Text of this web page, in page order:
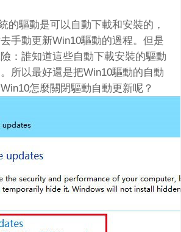
驅動是可以自動下載和安裝的，
手動更新Win10驅動的過程。但是
：誰知道這些自動下載安裝的驅動
所以最好還是把Win10驅動的自動
怎麼關閉驅動自動更新呢？